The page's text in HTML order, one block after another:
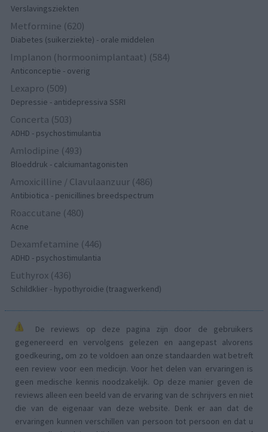
Verslavingsziekten
Metformine (620)
Diabetes (suikerziekte) - orale middelen
Implanon (hormoonimplantaat) (584)
Anticonceptie - overig
Lexapro (509)
Depressie - antidepressiva SSRI
Concerta (503)
ADHD - psychostimulantia
Amlodipine (493)
Bloeddruk - calciumantagonisten
Amoxicilline / Clavulaanzuur (486)
Antibiotica - penicillines breedspectrum
Roaccutane (480)
Acne
Dexamfetamine (446)
ADHD - psychostimulantia
Euthyrox (436)
Schildklier - hypothyroidie (traagwerkend)
De reviews op deze pagina zijn door de gebruikers
gegenereerd en vervolgens gelezen en aangepast alvorens
goedkeuring, om zo te voldoen aan onze standaarden wat betreft
een review voor een medicijn. Voor het delen van ervaringen is
geen medische kennis noodzakelijk. Op deze manier geven de
reviews alleen een beeld van de ervaring van de schrijvers en niet
die van de eigenaar van deze website. Denk er aan dat de
ervaringen kunnen verschillen van persoon tot persoon en dat u